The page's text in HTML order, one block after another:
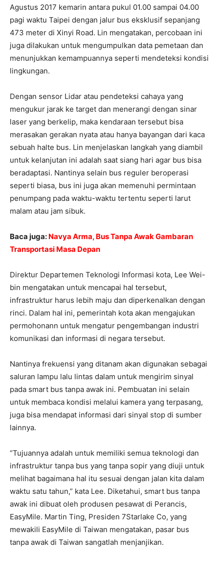
Agustus 2017 kemarin antara pukul 01.00 sampai 04.00
pagi waktu Taipei dengan jalur bus eksklusif sepanjang
473 meter di Xinyi Road. Lin mengatakan, percobaan ini
juga dilakukan untuk mengumpulkan data pemetaan dan
menunjukkan kemampuannya seperti mendeteksi kondisi
lingkungan.
Dengan sensor Lidar atau pendeteksi cahaya yang
mengukur jarak ke target dan menerangi dengan sinar
laser yang berkelip, maka kendaraan tersebut bisa
merasakan gerakan nyata atau hanya bayangan dari kaca
sebuah halte bus. Lin menjelaskan langkah yang diambil
untuk kelanjutan ini adalah saat siang hari agar bus bisa
beradaptasi. Nantinya selain bus reguler beroperasi
seperti biasa, bus ini juga akan memenuhi permintaan
penumpang pada waktu-waktu tertentu seperti larut
malam atau jam sibuk.
Baca juga: Navya Arma, Bus Tanpa Awak Gambaran
Transportasi Masa Depan
Direktur Departemen Teknologi Informasi kota, Lee Wei-
bin mengatakan untuk mencapai hal tersebut,
infrastruktur harus lebih maju dan diperkenalkan dengan
rinci. Dalam hal ini, pemerintah kota akan mengajukan
permohonann untuk mengatur pengembangan industri
komunikasi dan informasi di negara tersebut.
Nantinya frekuensi yang ditanam akan digunakan sebagai
saluran lampu lalu lintas dalam untuk mengirim sinyal
pada smart bus tanpa awak ini. Pembuatan ini selain
untuk membaca kondisi melalui kamera yang terpasang,
juga bisa mendapat informasi dari sinyal stop di sumber
lainnya.
“Tujuannya adalah untuk memiliki semua teknologi dan
infrastruktur tanpa bus yang tanpa sopir yang diuji untuk
melihat bagaimana hal itu sesuai dengan jalan kita dalam
waktu satu tahun,” kata Lee. Diketahui, smart bus tanpa
awak ini dibuat oleh produsen pesawat di Perancis,
EasyMile. Martin Ting, Presiden 7Starlake Co, yang
mewakili EasyMile di Taiwan mengatakan, pasar bus
tanpa awak di Taiwan sangatlah menjanjikan.